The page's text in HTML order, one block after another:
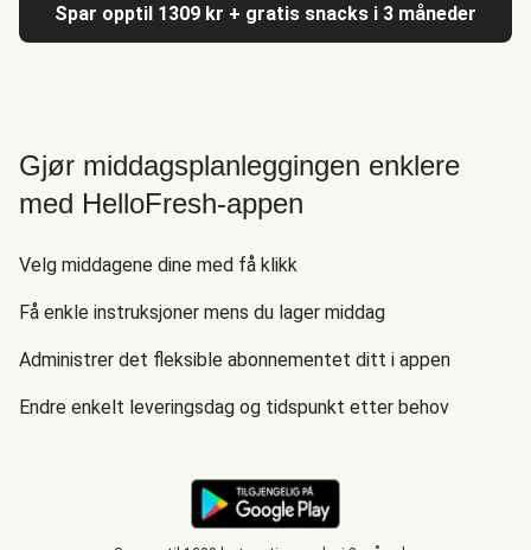
Spar opptil 1309 kr + gratis snacks i 3 måneder
Gjør middagsplanleggingen enklere
med HelloFresh-appen
Velg middagene dine med få klikk
Få enkle instruksjoner mens du lager middag
Administrer det fleksible abonnementet ditt i appen
Endre enkelt leveringsdag og tidspunkt etter behov